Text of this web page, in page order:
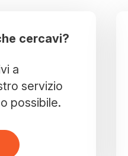
cercavi?
a
servizio
possibile.